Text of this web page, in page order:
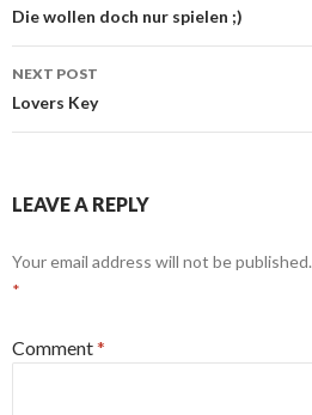
navigation
Die wollen doch nur spielen ;)
NEXT POST
Lovers Key
LEAVE A REPLY
Your email address will not be published.
*
Comment*